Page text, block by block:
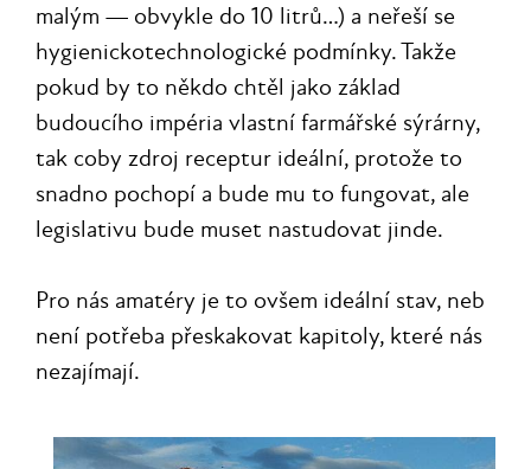
malým — obvykle do 10 litrů…) a neřeší se
hygienickotechnologické podmínky. Takže
pokud by to někdo chtěl jako základ
budoucího impéria vlastní farmářské sýrárny,
tak coby zdroj receptur ideální, protože to
snadno pochopí a bude mu to fungovat, ale
legislativu bude muset nastudovat jinde.
Pro nás amatéry je to ovšem ideální stav, neb
není potřeba přeskakovat kapitoly, které nás
nezajímají.